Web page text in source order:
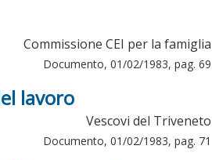
Commissione CEI per la famiglia
Documento, 01/02/1983, pag. 69
lavoro
Vescovi del Triveneto
Documento, 01/02/1983, pag. 71